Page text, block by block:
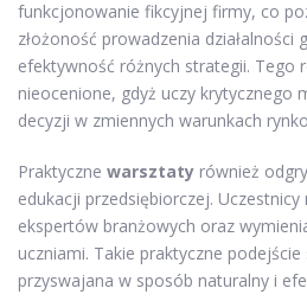
funkcjonowanie fikcyjnej firmy, co
złożoność prowadzenia działalności
efektywność różnych strategii. Tego
nieocenione, gdyż uczy krytycznego
decyzji w zmiennych warunkach
Praktyczne warsztaty również
edukacji przedsiębiorczej.
ekspertów branżowych oraz
uczniami. Takie praktyczne
przyswajana w sposób naturalny i